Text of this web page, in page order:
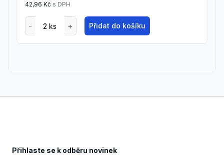
42,96 Kč s DPH
Přidat do košíku
Přihlaste se k odběru novinek